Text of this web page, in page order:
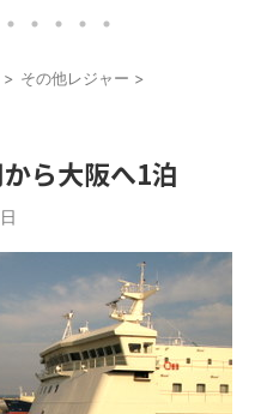
> その他レジャー >
ら大阪へ1泊